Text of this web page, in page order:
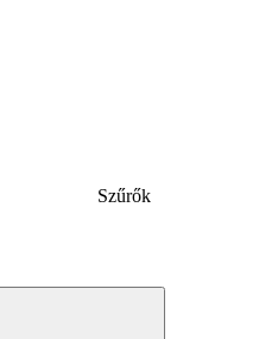
Szűrők